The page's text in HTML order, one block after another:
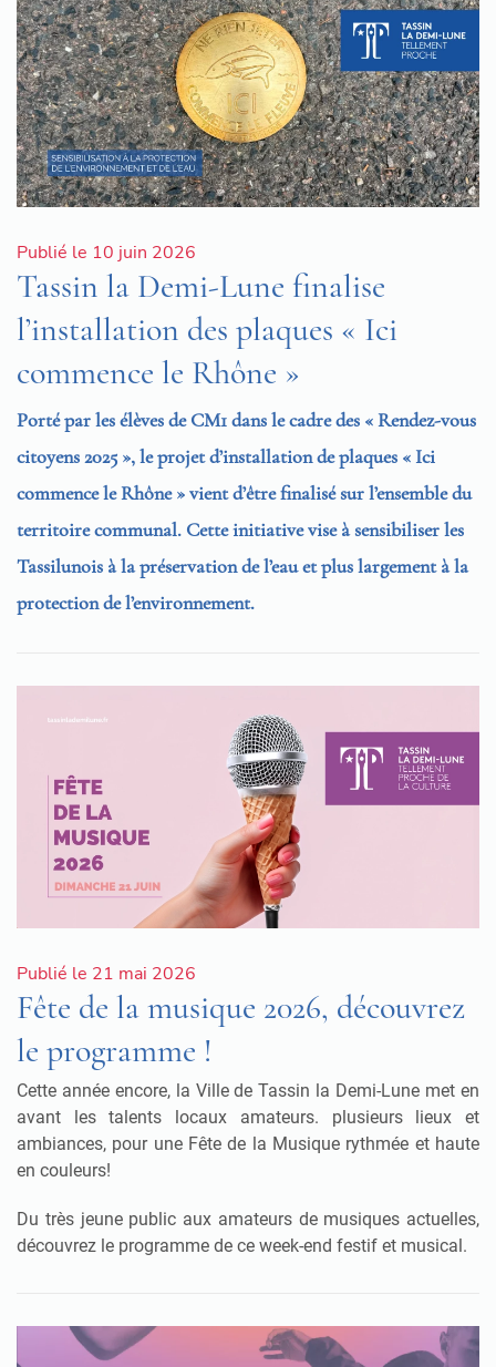
Publié le 10 juin 2026
Tassin la Demi-Lune finalise
l’installation des plaques « Ici
commence le Rhône »
Porté par les élèves de CM1 dans le cadre des « Rendez-vous
citoyens 2025 », le projet d’installation de plaques « Ici
commence le Rhône » vient d’être finalisé sur l’ensemble du
territoire communal. Cette initiative vise à sensibiliser les
Tassilunois à la préservation de l’eau et plus largement à la
protection de l’environnement.
Publié le 21 mai 2026
Fête de la musique 2026, découvrez
le programme !
Cette année encore, la Ville de Tassin la Demi-Lune met en
avant les talents locaux amateurs. plusieurs lieux et
ambiances, pour une Fête de la Musique rythmée et haute
en couleurs!
Du très jeune public aux amateurs de musiques actuelles,
découvrez le programme de ce week-end festif et musical.